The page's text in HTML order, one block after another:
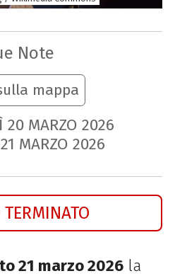
Note
mappa
20 MARZO 2026
21 MARZO 2026
TERMINATO
21 marzo 2026la